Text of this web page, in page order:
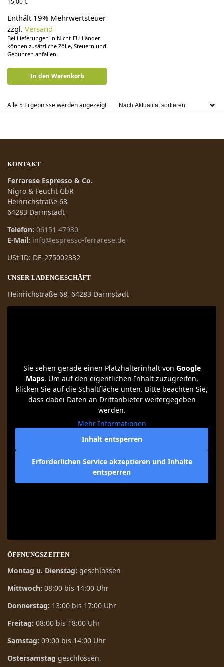
Enthält 19% Mehrwertsteuer
zzgl. Versand
Bei Lieferungen in Nicht-EU-Länder
können zusätzliche Zölle, Steuern und
Gebühren anfallen.
In den Warenkorb
Alle 5 Ergebnisse werden angezeigt
KONTAKT
Ferrarese Espresso & Co.
Nigro & Feucht GbR
Heinrichstraße 68
64283 Darmstadt
Telefon: 06151 47930
E-Mail: info@espresso-ferrarese.de
USt-ID: DE-275002332
UNSER LADENGESCHÄFT
Heinrichstraße 68, 64283 Darmstadt
Sie sehen gerade einen Platzhalterinhalt von Google
Maps. Um auf den eigentlichen Inhalt zuzugreifen,
klicken Sie auf die Schaltfläche unten. Bitte beachten Sie,
dass dabei Daten an Drittanbieter weitergegeben
werden.
Mehr Informationen
Inhalt entsperren
Erforderlichen Service akzeptieren und Inhalte
entsperren
ÖFFNUNGSZEITEN
Montag u. Dienstag: geschlossen
Mittwoch: 08:00 bis 14:00 Uhr
Donnerstag: 13:00 bis 17:00 Uhr
Freitag: 08:00 bis 18:00 Uhr
Samstag: 09:00 bis 14:00 Uhr
Ostersamstag geschlossen.